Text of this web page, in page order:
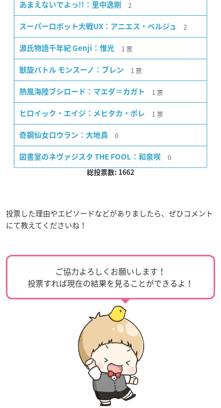
あまえないでよっ!!：里中逸剛 2
スーパーロボット大戦UX：アニエス・ベルジュ 2
源氏物語千年紀 Genji：惟光 1 票
獣旋バトル モンスーノ：ブレン 1 票
熱風海陸ブシロード：マエダ＝カガト 1 票
ヒロイック・エイジ：メヒタカ・ポレ 1 票
奇鋼仙女ロウラン：大地真 0
図書室のネヴァジスタ THE FOOL：和泉咲 0
総投票数: 1662
投票した理由やエピソードなどがありましたら、ぜひコメント
にて教えてくださいね！
ご協力よろしくお願いします！
投票すれば現在の結果を見ることができるよ！